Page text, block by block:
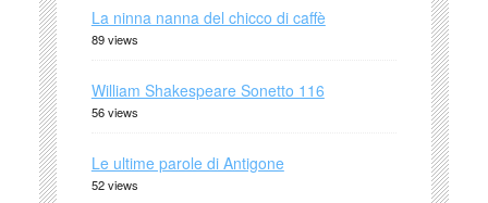
La ninna nanna del chicco di caffè
89 views
William Shakespeare Sonetto 116
56 views
Le ultime parole di Antigone
52 views